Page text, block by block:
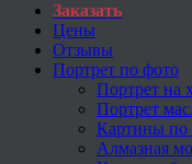
Заказать
Цены
Отзывы
Портрет по фото
Портрет на
Портрет
Картины по
Алмазная